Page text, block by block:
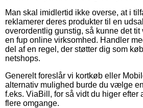
Man skal imidlertid ikke overse, at i
reklamerer deres produkter til en
overordentlig gunstig, så kunne det
en fup online virksomhed. Handler
del af en regel, der støtter dig som
netshops.
Generelt foreslår vi kortkøb eller
alternativ mulighed burde du vælge
f.eks. ViaBill, for så vidt du higer efter
flere omgange.